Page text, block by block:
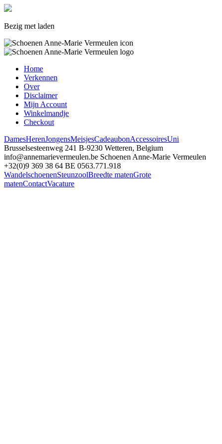
Bezig met laden
Home
Verkennen
Over
Disclaimer
Mijn Account
Winkelmandje
Checkout
DamesHerenJongensMeisjesCadeaubonAccessoiresUni
Brusselsesteenweg 241 B-9230 Wetteren, Belgium
info@annemarievermeulen.be Schoenen Anne-Marie Vermeulen
+32(0)9 369 38 64 BE 0563.771.918
WandelschoenenSteunzoolBreedte matenGrote
matenContactVacature